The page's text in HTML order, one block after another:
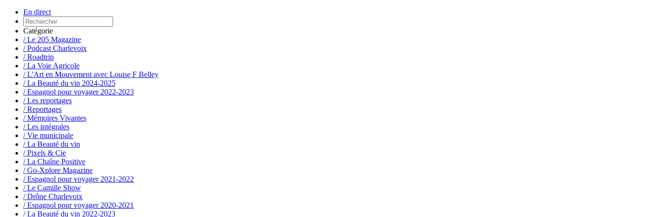
En direct
Catégorie
/ Le 205 Magazine
/ Podcast Charlevoix
/ Roadtrip
/ La Voie Agricole
/ L'Art en Mouvement avec Louise F Belley
/ La Beauté du vin 2024-2025
/ Espagnol pour voyager 2022-2023
/ Les reportages
/ Reportages
/ Mémoires Vivantes
/ Les intégrales
/ Vie municipale
/ La Beauté du vin
/ Pixels & Cie
/ La Chaîne Positive
/ Go-Xplore Magazine
/ Espagnol pour voyager 2021-2022
/ Le Camille Show
/ Drône Charlevoix
/ Espagnol pour voyager 2020-2021
/ La Beauté du vin 2022-2023